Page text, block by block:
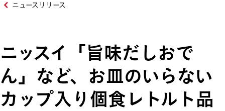
ニュースリリース
ニッスイ「旨味だしおで
ん」など、お皿のいらない
カップ入り個食レトルト品